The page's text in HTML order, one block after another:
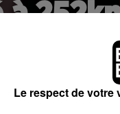
à
après midi en
Le respect de votre